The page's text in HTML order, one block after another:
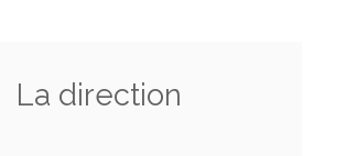
La direction